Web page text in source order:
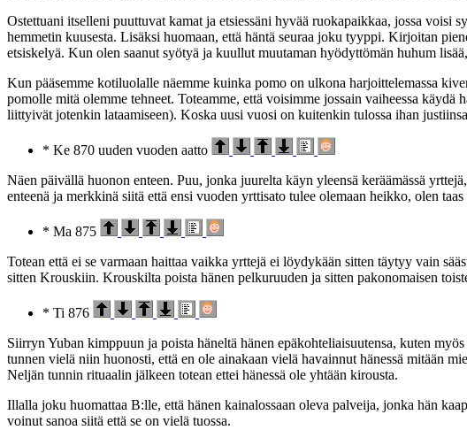
Ostettuani itselleni puuttuvat kamat ja etsiessäni hyvää ruokapaikkaa, jossa
hemmetin kuusesta. Lisäksi huomaan, että häntä seuraa joku tyyppi. Kirjoitan
etsiskelyä. Kun olen saanut syötyä ja kuullut muutaman hyödyttömän huhum
Kun pääsemme kotiluolalle näemme kuinka pomo on ulkona harjoittelemassa
pomolle mitä olemme tehneet. Toteamme, että voisimme jossain vaiheessa
liittyivät jotenkin lataamiseen). Koska uusi vuosi on kuitenkin tulossa ihan
* Ke 870 uuden vuoden aatto
Näen päivällä huonon enteen. Puu, jonka juurelta käyn yleensä keräämässä
enteenä ja merkkinä siitä että ensi vuoden yrttisato tulee olemaan heikko, olen taas
* Ma 875
Totean että ei se varmaan haittaa vaikka yrttejä ei löydykään sitten täytyy vain
sitten Krouskiin. Krouskilta poista hänen pelkuruuden ja sitten pakonomaisen
* Ti 876
Siirryn Yuban kimppuun ja poista häneltä hänen epäkohteliaisuutensa, kuten
tunnen vielä niin huonosti, että en ole ainakaan vielä havainnut hänessä mitään
Neljän tunnin rituaalin jälkeen totean ettei hänessä ole yhtään kirousta.
Illalla joku huomattaa B:lle, että hänen kainalossaan oleva palveija, jonka hän
voinut sanoa siitä että se on vielä tuossa.